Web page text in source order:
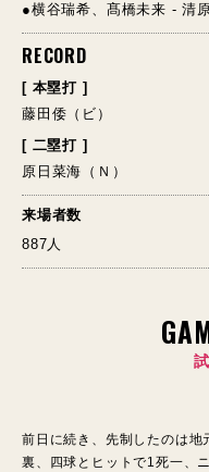
●横谷瑞希、髙橋未来 - 清
RECORD
[ 本塁打 ]
藤田倭（ビ）
[ 二塁打 ]
原日菜海（Ｎ）
来場者数
887人
前日に続き、先制したのは
裏、四球とヒットで1死一、